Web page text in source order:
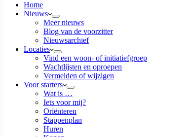
Home
Nieuws
Meer nieuws
Blog van de voorzitter
Nieuwsarchief
Locaties
Vind een woon- of initiatiefgroep
Wachtlijsten en oproepen
Vermelden of wijzigen
Voor starters
Wat is …
Iets voor mij?
Oriënteren
Stappenplan
Huren